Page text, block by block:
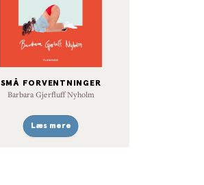
SMÅ FORVENTNINGER
Barbara Gjerfluff Nyholm
Læs mere